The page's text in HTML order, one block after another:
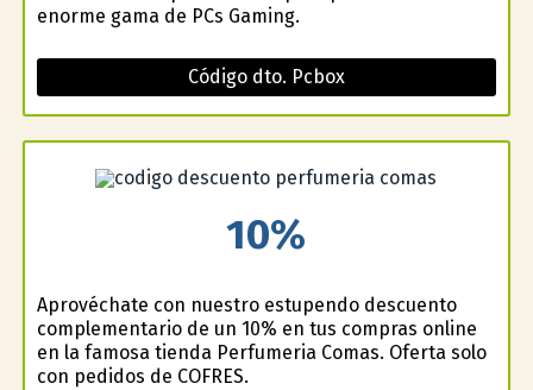
enorme gama de PCs Gaming.
Código dto. Pcbox
10%
Aprovéchate con nuestro estupendo descuento
complementario de un 10% en tus compras online
en la famosa tienda Perfumeria Comas. Oferta solo
con pedidos de COFRES.